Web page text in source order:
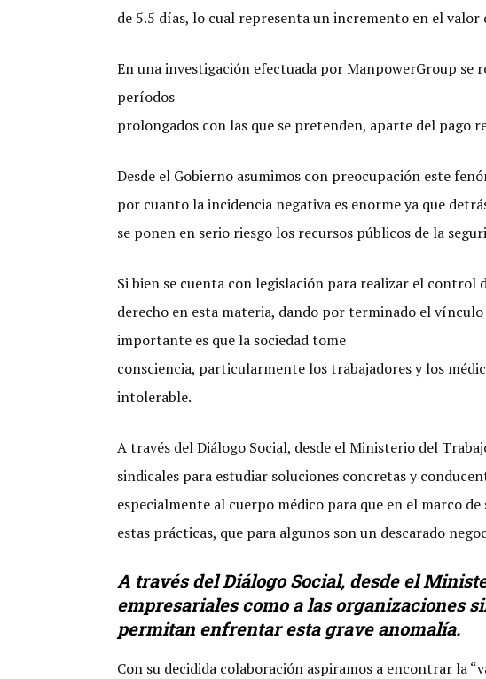
de 5.5 días, lo cual representa un incremento en el valor
En una investigación efectuada por ManpowerGroup se
períodos
prolongados con las que se pretenden, aparte del pago
Desde el Gobierno asumimos con preocupación este
por cuanto la incidencia negativa es enorme ya que
se ponen en serio riesgo los recursos públicos de la
Si bien se cuenta con legislación para realizar el control
derecho en esta materia, dando por terminado el
importante es que la sociedad tome
consciencia, particularmente los trabajadores y los
intolerable.
A través del Diálogo Social, desde el Ministerio del
sindicales para estudiar soluciones concretas y
especialmente al cuerpo médico para que en el marco
estas prácticas, que para algunos son un descarado
A través del Diálogo Social, desde el
empresariales como a las organizaciones
permitan enfrentar esta grave anomalía.
Con su decidida colaboración aspiramos a encontrar la